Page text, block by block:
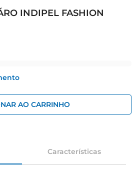
INDIPEL FASHION
AO CARRINHO
Características